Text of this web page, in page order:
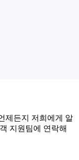
제든지 저희에게 알
지원팀에 연락해